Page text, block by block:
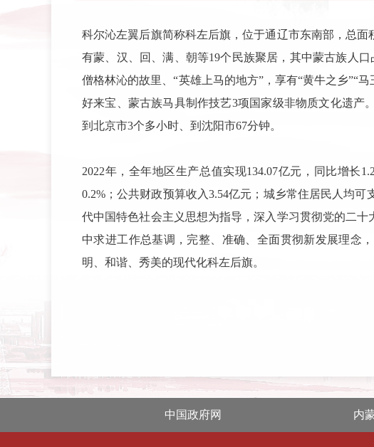
科尔沁左翼后旗简称科左后旗，位于通辽市东南部，总面
有蒙、汉、回、满、朝等19个民族聚居，其中蒙古族人
僧格林沁的故里、“英雄上马的地方”，享有“黄牛之乡”“
好来宝、蒙古族马具制作技艺3项国家级非物质文化遗产
到北京市3个多小时、到沈阳市67分钟。
2022年，全年地区生产总值实现134.07亿元，同比增长
0.2%；公共财政预算收入3.54亿元；城乡常住居民人均可
代中国特色社会主义思想为指导，深入学习贯彻党的二
中求进工作总基调，完整、准确、全面贯彻新发展理念
明、和谐、秀美的现代化科左后旗。
中国政府网 内